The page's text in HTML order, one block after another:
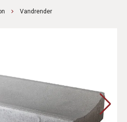
Vandrender